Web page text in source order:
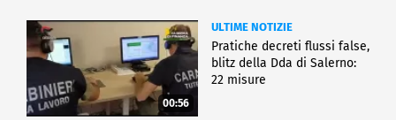
00:56
ULTIME NOTIZIE
Pratiche decreti flussi false,
blitz della Dda di Salerno:
22 misure